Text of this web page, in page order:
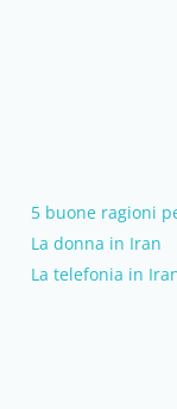
5 buone ragioni
La donna in Iran
La telefonia in